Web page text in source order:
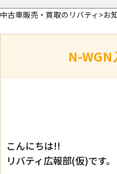
中古車販売・買取のリバティ お
N-WGN
こんにちは!!
リバティ広報部(仮)です。